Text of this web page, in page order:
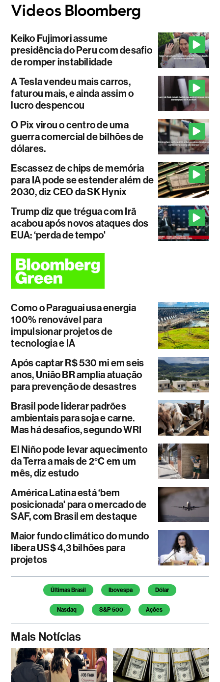
Keiko Fujimori assume
presidência do Peru com desafio
de romper instabilidade
A Tesla vendeu mais carros,
faturou mais, e ainda assim o
lucro despencou
O Pix virou o centro de uma
guerra comercial de bilhões de
dólares.
Escassez de chips de memória
para IA pode se estender além de
2030, diz CEO da SK Hynix
Trump diz que trégua com Irã
acabou após novos ataques dos
EUA: ‘perda de tempo'
Como o Paraguai usa energia
100% renovável para
impulsionar projetos de
tecnologia e IA
Após captar R$ 530 mi em seis
anos, União BR amplia atuação
para prevenção de desastres
Brasil pode liderar padrões
ambientais para soja e carne.
Mas há desafios, segundo WRI
El Niño pode levar aquecimento
da Terra a mais de 2°C em um
mês, diz estudo
América Latina está ‘bem
posicionada' para o mercado de
SAF, com Brasil em destaque
Maior fundo climático do mundo
libera US$ 4,3 bilhões para
projetos
Temas deste artigo
Últimas Brasil Ibovespa Dólar
Nasdaq S&P 500 Ações
Mais Notícias